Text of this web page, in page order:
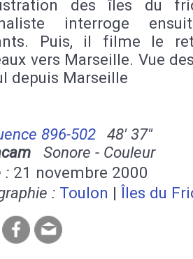
des îles du
interroge
Puis, il filme le
vers Marseille. Vue
depuis Marseille
896-502
48' 37''
Sonore - Couleur
: 21 novembre 2000
: Toulon | Îles du